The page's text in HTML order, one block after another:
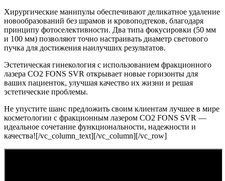
Хирургические манипулы обеспечивают деликатное удаление
новообразований без шрамов и кровоподтеков, благодаря
принципу фотоселективности. Два типа фокусировки (50 мм
и 100 мм) позволяют точно настраивать диаметр светового
пучка для достижения наилучших результатов.
Эстетическая гинекология с использованием фракционного
лазера CO2 FONS SVR открывает новые горизонты для
ваших пациенток, улучшая качество их жизни и решая
эстетические проблемы.
Не упустите шанс предложить своим клиентам лучшее в мире
косметологии с фракционным лазером CO2 FONS SVR —
идеальное сочетание функциональности, надежности и
качества![/vc_column_text][/vc_column][/vc_row]